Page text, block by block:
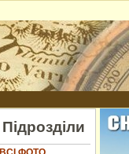
Підрозділи